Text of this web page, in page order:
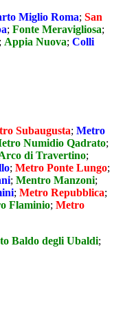
Miglio Roma; San
; Fonte Meravigliosa;
; Appia Nuova; Colli
Subaugusta; Metro
Numidio Qadrato;
di Travertino;
; Metro Ponte Lungo;
; Mentro Manzoni;
; Metro Repubblica;
Flaminio; Metro
Baldo degli Ubaldi;